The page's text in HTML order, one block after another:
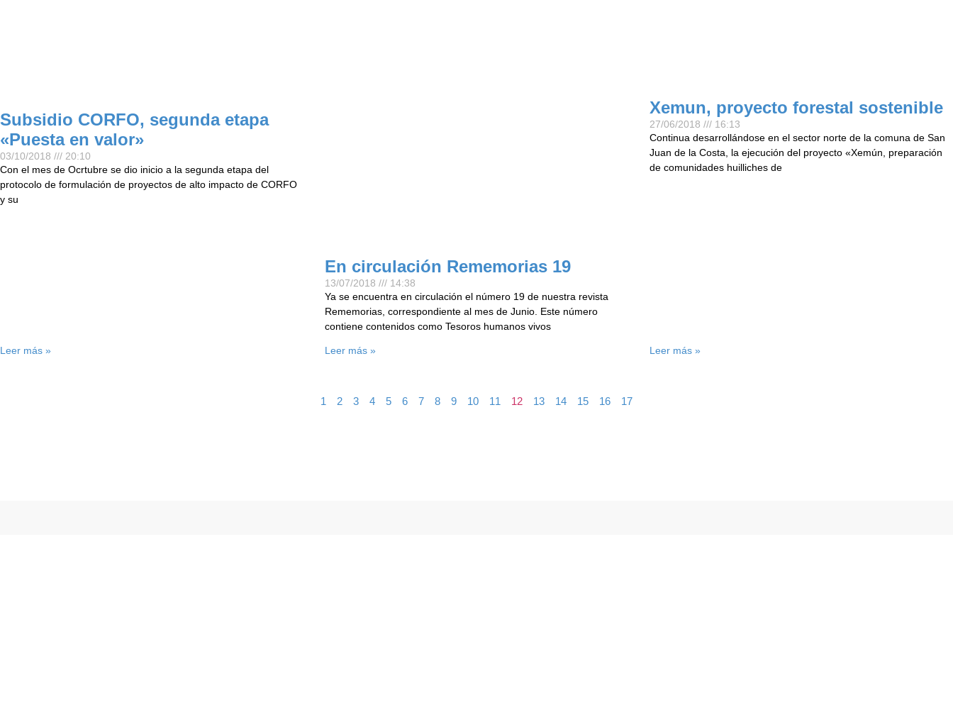
Subsidio CORFO, segunda etapa
«Puesta en valor»
03/10/2018
20:10
Con el mes de Ocrtubre se dio inicio a la segunda etapa del
protocolo de formulación de proyectos de alto impacto de CORFO
y su
Leer más »
En circulación Rememorias 19
13/07/2018
14:38
Ya se encuentra en circulación el número 19 de nuestra revista
Rememorias, correspondiente al mes de Junio. Este número
contiene contenidos como Tesoros humanos vivos
Leer más »
Xemun, proyecto forestal sostenible
27/06/2018
16:13
Continua desarrollándose en el sector norte de la comuna de San
Juan de la Costa, la ejecución del proyecto «Xemún, preparación
de comunidades huilliches de
Leer más »
1 2 3 4 5 6 7 8 9 10 11 12 13 14 15 16 17